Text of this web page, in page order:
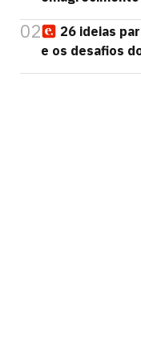
02
26 ideias
e os desafios